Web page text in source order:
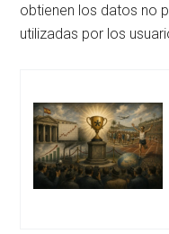
obtienen los datos no
utilizadas por los